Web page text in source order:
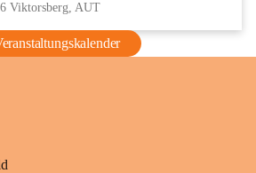
Viktorsberg, AUT